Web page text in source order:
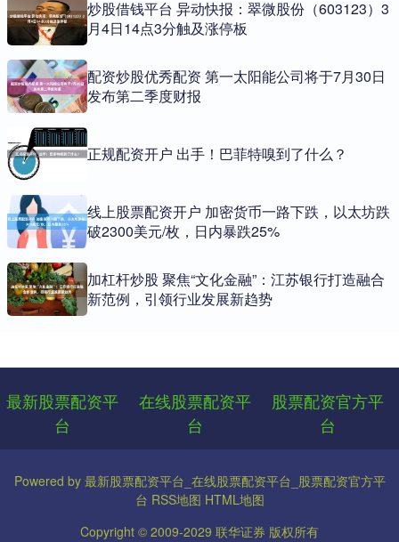
炒股借钱平台 异动快报：翠微股份（603123）3
月4日14点3分触及涨停板
配资炒股优秀配资 第一太阳能公司将于7月30日
发布第二季度财报
正规配资开户 出手！巴菲特嗅到了什么？
线上股票配资开户 加密货币一路下跌，以太坊跌
破2300美元/枚，日内暴跌25%
加杠杆炒股 聚焦“文化金融”：江苏银行打造融合
新范例，引领行业发展新趋势
最新股票配资平
台
在线股票配资平
台
股票配资官方平
台
Powered by 最新股票配资平台_在线股票配资平台_股票配资官方平
台 RSS地图 HTML地图
Copyright © 2009-2029 联华证券 版权所有